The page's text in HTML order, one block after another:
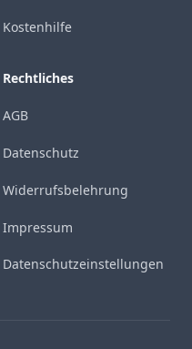
Kostenhilfe
Rechtliches
AGB
Datenschutz
Widerrufsbelehrung
Impressum
Datenschutzeinstellungen